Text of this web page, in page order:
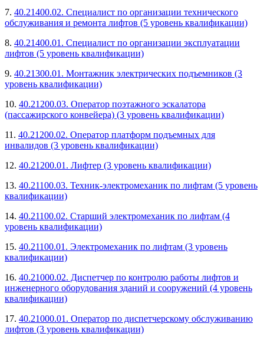
7. 40.21400.02. Специалист по организации технического
обслуживания и ремонта лифтов (5 уровень квалификации)
8. 40.21400.01. Специалист по организации эксплуатации
лифтов (5 уровень квалификации)
9. 40.21300.01. Монтажник электрических подъемников (3
уровень квалификации)
10. 40.21200.03. Оператор поэтажного эскалатора
(пассажирского конвейера) (3 уровень квалификации)
11. 40.21200.02. Оператор платформ подъемных для
инвалидов (3 уровень квалификации)
12. 40.21200.01. Лифтер (3 уровень квалификации)
13. 40.21100.03. Техник-электромеханик по лифтам (5 уровень
квалификации)
14. 40.21100.02. Старший электромеханик по лифтам (4
уровень квалификации)
15. 40.21100.01. Электромеханик по лифтам (3 уровень
квалификации)
16. 40.21000.02. Диспетчер по контролю работы лифтов и
инженерного оборудования зданий и сооружений (4 уровень
квалификации)
17. 40.21000.01. Оператор по диспетчерскому обслуживанию
лифтов (3 уровень квалификации)